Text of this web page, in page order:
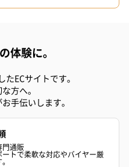
体験に。
ECサイトです。
方へ。
手伝いします。
門通販
トで柔軟な対応やバイヤー厳